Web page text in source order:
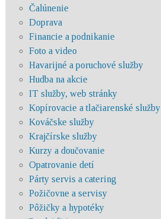
Čalúnenie
Doprava
Financie a podnikanie
Foto a video
Havarijné a poruchové služby
Hudba na akcie
IT služby, web stránky
Kopírovacie a tlačiarenské služby
Kováčske služby
Krajčírske služby
Kurzy a doučovanie
Opatrovanie detí
Párty servis a catering
Požičovne a servisy
Pôžičky a hypotéky